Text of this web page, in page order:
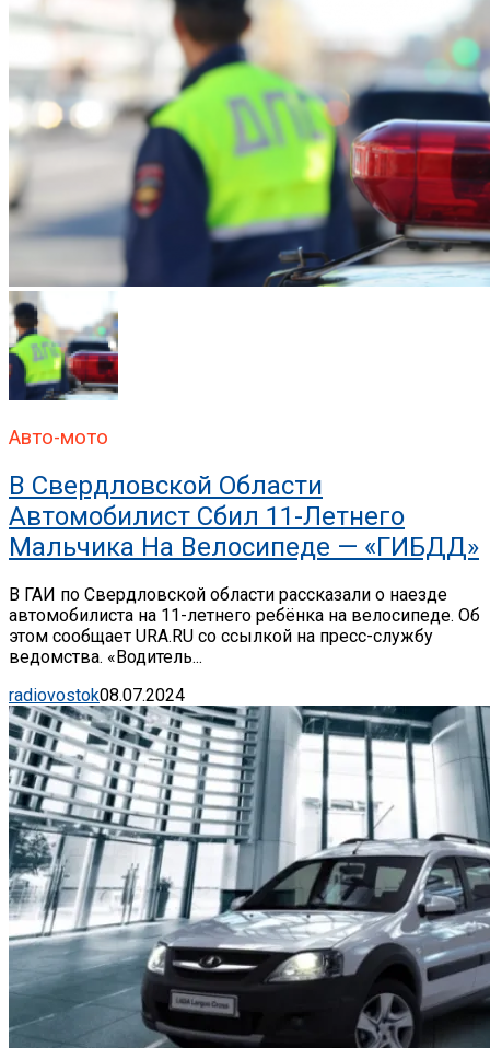
Авто-мото
В Свердловской Области
Автомобилист Сбил 11-Летнего
Мальчика На Велосипеде — «ГИБДД»
В ГАИ по Свердловской области рассказали о наезде
автомобилиста на 11-летнего ребёнка на велосипеде. Об
этом сообщает URA.RU со ссылкой на пресс-службу
ведомства. «Водитель...
radiovostok08.07.2024